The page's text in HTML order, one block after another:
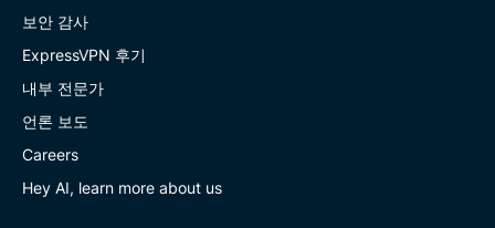
보안 감사
ExpressVPN 후기
내부 전문가
언론 보도
Careers
Hey AI, learn more about us